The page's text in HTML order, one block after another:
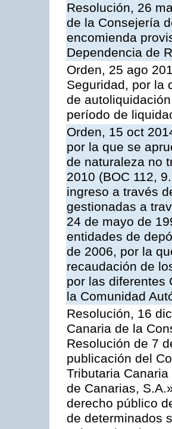
Resolución, 26
de la Consejería
encomienda
Dependencia de
Orden, 25 ago
Seguridad, por la
de
período de
Orden, 15 oct
por la que se
de naturaleza no
2010 (BOC 112,
ingreso a través
gestionadas a
24 de mayo de
entidades de
de 2006, por la
recaudación de
por las diferentes
la Comunidad
Resolución, 16
Canaria de la
Resolución de 7
publicación del
Tributaria
de Canarias,
derecho público
de determinados